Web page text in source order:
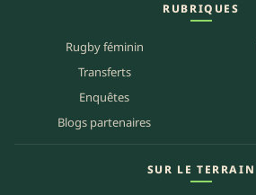
RUBRIQUES
Rugby féminin
Transferts
Enquêtes
Blogs partenaires
SUR LE TERRAIN